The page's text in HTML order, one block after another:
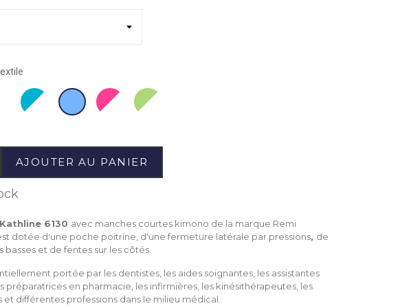
Atoll/Blanc
Ciel Fuchsia/Blanc
Grany/Blanc
AJOUTER AU PANIER
6130 avec manches courtes kimono de la marque Remi
dotée d'une poche poitrine, d'une fermeture latérale par pressions, de
basses et de fentes sur les côtés.
portée par les dentistes, les aides soignantes, les assistantes
préparatrices en pharmacie, les infirmières, les kinésithérapeutes, les
différentes professions dans le milieu médical.